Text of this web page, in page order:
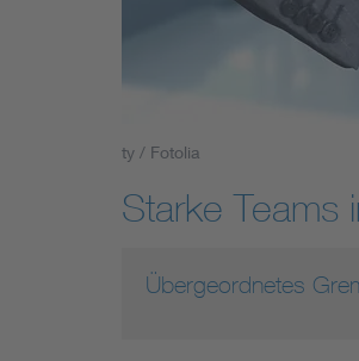
Industry
Mobility
Smart Cities
ty / Fotolia
Starke Teams
Übergeordnetes